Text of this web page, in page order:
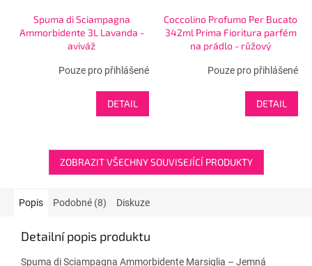
Spuma di Sciampagna
Ammorbidente 3L Lavanda -
aviváž
Pouze pro přihlášené
DETAIL
Coccolino Profumo Per Bucato
342ml Prima Fioritura parfém
na prádlo - růžový
Pouze pro přihlášené
DETAIL
ZOBRAZIT VŠECHNY SOUVISEJÍCÍ PRODUKTY
Popis Podobné (8) Diskuze
Detailní popis produktu
Spuma di Sciampagna Ammorbidente Marsiglia – Jemná